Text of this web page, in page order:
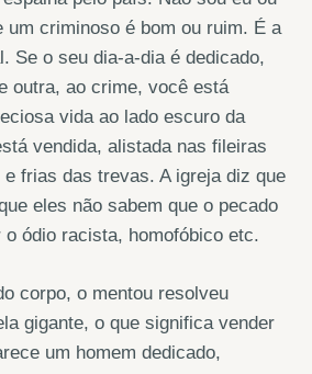
um criminoso é bom ou ruim. É a
Se o seu dia-a-dia é dedicado,
outra, ao crime, você está
vida ao lado escuro da
vendida, alistada nas fileiras
frias das trevas. A igreja diz que
eles não sabem que o pecado
ódio racista, homofóbico etc.
corpo, o mentou resolveu
gigante, o que significa vender
um homem dedicado,